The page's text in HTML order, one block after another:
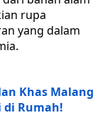
rupa
yang dalam
Khas Malang
di Rumah!